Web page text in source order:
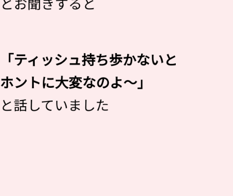
「ティッシュ持ち歩かないと
ホントに大変なのよ〜」
と話していました